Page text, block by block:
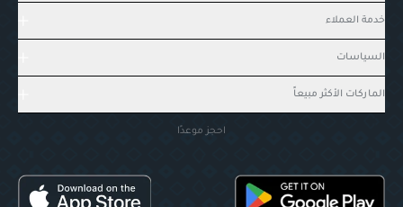
خدمة العملاء
السياسات
الماركات الأكثر مبيعاً
احجز موعدًا